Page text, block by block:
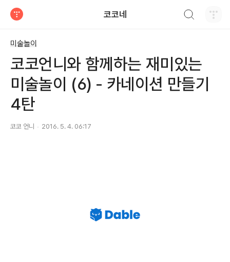
코코네
미술놀이
코코언니와 함께하는 재미있는
미술놀이 (6) - 카네이션 만들기
4탄
코코 언니 2016. 5. 4. 06:17